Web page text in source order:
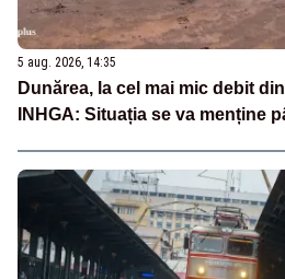
5 aug. 2026, 14:35
Dunărea, la cel mai mic debit
INHGA: Situația se va menține